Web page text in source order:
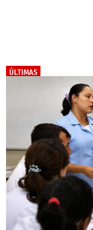
ÚLTIMAS